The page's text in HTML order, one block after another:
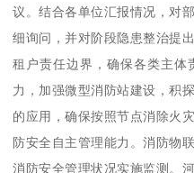
议。结合各单位汇报情况，对
细询问，并对阶段隐患整治提
租户责任边界，确保各类主
力，加强微型消防站建设，积
的应用，确保按照节点消除火
防安全自主管理能力。消防物
消防安全管理状况实施监测。